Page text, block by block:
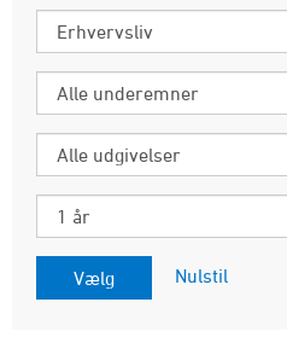
Emnegruppe
Underemne
Udgivelsestype
Periode
Nulstil